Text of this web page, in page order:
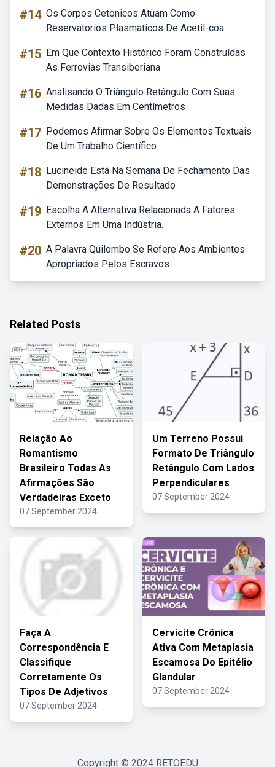
#14 Os Corpos Cetonicos Atuam Como
Reservatorios Plasmaticos De Acetil-coa
#15 Em Que Contexto Histórico Foram Construídas
As Ferrovias Transiberiana
#16 Analisando O Triângulo Retângulo Com Suas
Medidas Dadas Em Centímetros
#17 Podemos Afirmar Sobre Os Elementos Textuais
De Um Trabalho Científico
#18 Lucineide Está Na Semana De Fechamento Das
Demonstrações De Resultado
#19 Escolha A Alternativa Relacionada A Fatores
Externos Em Uma Indústria.
#20 A Palavra Quilombo Se Refere Aos Ambientes
Apropriados Pelos Escravos
Related Posts
Relação Ao
Romantismo
Brasileiro Todas As
Afirmações São
Verdadeiras Exceto
07 September 2024
Um Terreno Possui
Formato De Triângulo
Retângulo Com Lados
Perpendiculares
07 September 2024
Faça A
Correspondência E
Classifique
Corretamente Os
Tipos De Adjetivos
07 September 2024
Cervicite Crônica
Ativa Com Metaplasia
Escamosa Do Epitélio
Glandular
07 September 2024
Copyright © 2024 RETOEDU